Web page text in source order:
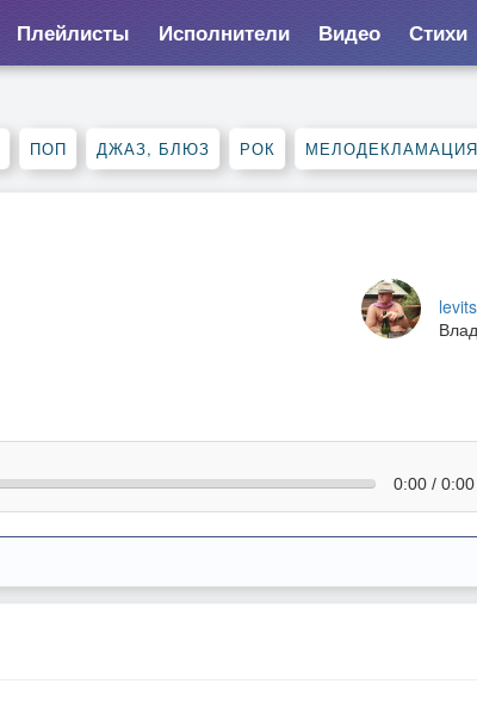
Плейлисты Исполнители Видео Стихи
ПОП ДЖАЗ, БЛЮЗ РОК МЕЛОДЕКЛАМАЦИЯ
0:00 / 0:00